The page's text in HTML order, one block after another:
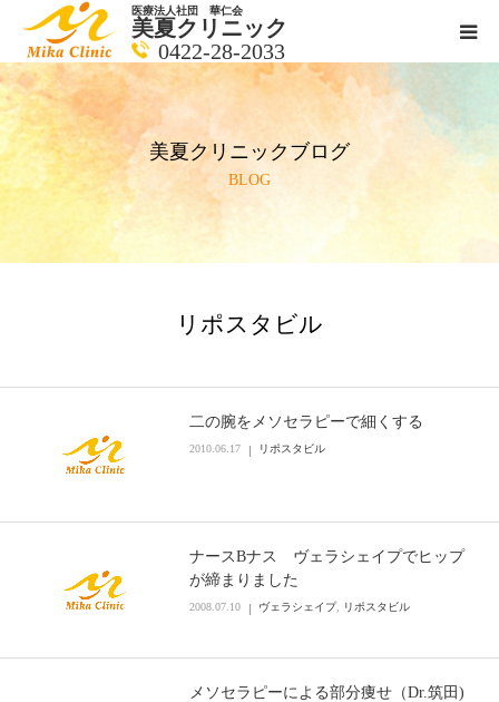
医療法人社団 華仁会
美夏クリニック
0422-28-2033
美夏クリニックブログ
BLOG
リポスタビル
二の腕をメソセラピーで細くする
2010.06.17 リポスタビル
ナースBナス ヴェラシェイプでヒップ
が締まりました
2008.07.10 ヴェラシェイプ, リポスタビル
メソセラピーによる部分痩せ（Dr.筑田)
医師紹介
診療科目
クリニックの紹介
料金一覧 new